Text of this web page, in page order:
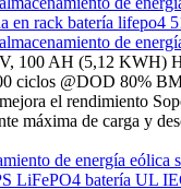
en rack batería lifepo4
de
100 AH (5,12 KWH)
ciclos @DOD 80%
el rendimiento
máxima de carga y